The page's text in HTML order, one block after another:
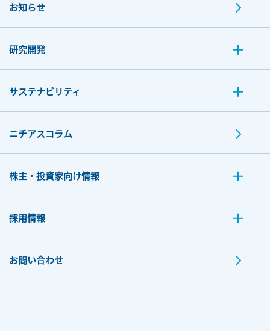
お知らせ
研究開発
サステナビリティ
ニチアスコラム
株主・投資家向け情報
採用情報
お問い合わせ